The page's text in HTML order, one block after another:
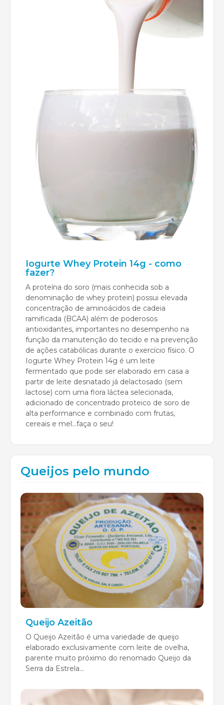
Iogurte Whey Protein 14g - como
fazer?
A proteína do soro (mais conhecida sob a
denominação de whey protein) possui elevada
concentração de aminoácidos de cadeia
ramificada (BCAA) além de poderosos
antioxidantes, importantes no desempenho na
função da manutenção do tecido e na prevenção
de ações catabólicas durante o exercício físico. O
Iogurte Whey Protein 14g é um leite
fermentado que pode ser elaborado em casa a
partir de leite desnatado já delactosado (sem
lactose) com uma flora láctea selecionada,
adicionado de concentrado proteico de soro de
alta performance e combinado com frutas,
cereais e mel...faça o seu!
Queijos pelo mundo
Queijo Azeitão
O Queijo Azeitão é uma variedade de queijo
elaborado exclusivamente com leite de ovelha,
parente muito próximo do renomado Queijo da
Serra da Estrela...